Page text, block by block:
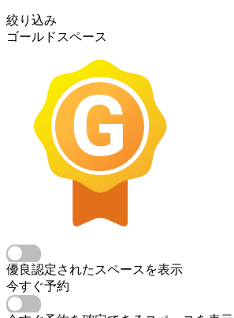
絞り込み
ゴールドスペース
優良認定されたスペースを表示
今すぐ予約